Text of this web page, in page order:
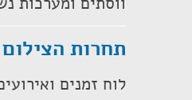
תחרות
לוח זמנים